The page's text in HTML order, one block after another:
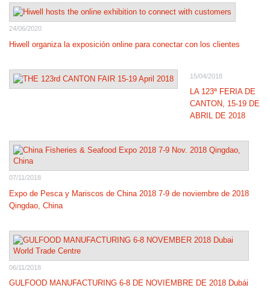
24/06/2020
Hiwell organiza la exposición online para conectar con los clientes
15/04/2018
LA 123ª FERIA DE
CANTON, 15-19 DE
ABRIL DE 2018
07/11/2018
Expo de Pesca y Mariscos de China 2018 7-9 de noviembre de 2018
Qingdao, China
06/11/2018
GULFOOD MANUFACTURING 6-8 DE NOVIEMBRE DE 2018 Dubái